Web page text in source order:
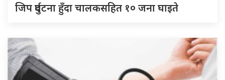
जिप दुर्घटना हुँदा चालकसहित १० जना घाइते